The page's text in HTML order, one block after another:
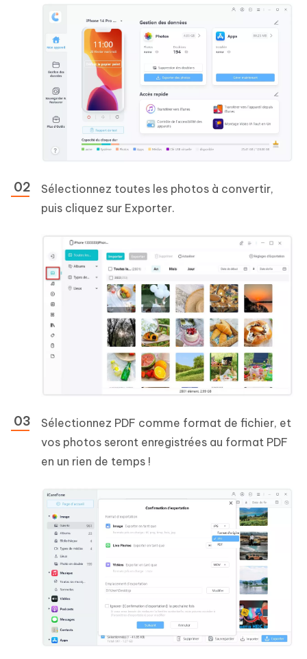
Sélectionnez toutes les photos à convertir,
puis cliquez sur Exporter.
Sélectionnez PDF comme format de fichier, et
vos photos seront enregistrées au format PDF
en un rien de temps !